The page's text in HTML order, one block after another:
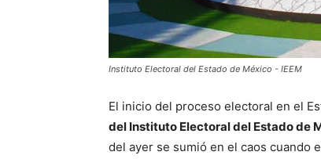
Instituto Electoral del Estado de México - IEEM
El inicio del proceso electoral en el
del Instituto Electoral del Estado de
del ayer se sumió en el caos cuando